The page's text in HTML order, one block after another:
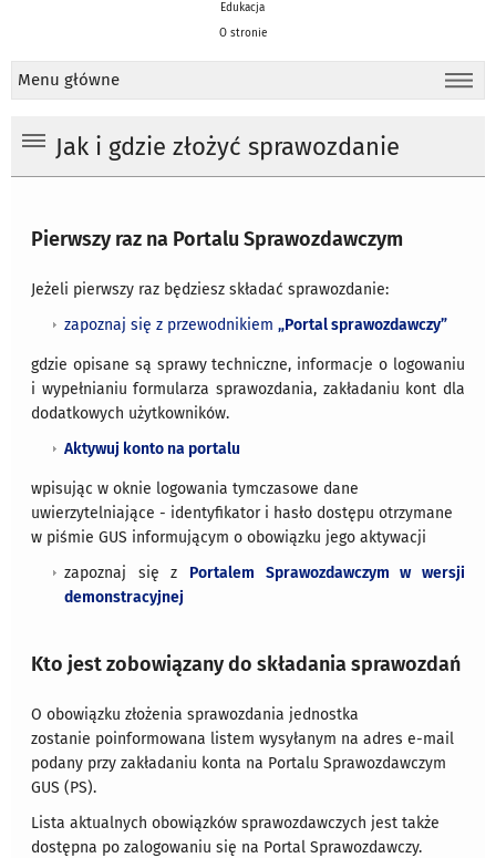
Edukacja
O stronie
Menu główne
Jak i gdzie złożyć sprawozdanie
Pierwszy raz na Portalu Sprawozdawczym
Jeżeli pierwszy raz będziesz składać sprawozdanie:
zapoznaj się z przewodnikiem„Portal sprawozdawczy”
gdzie opisane są sprawy techniczne, informacje o logowaniu
i wypełnianiu formularza sprawozdania, zakładaniu kont dla
dodatkowych użytkowników.
Aktywuj konto na portalu
wpisując w oknie logowania tymczasowe dane
uwierzytelniające - identyfikator i hasło dostępu otrzymane
w piśmie GUS informującym o obowiązku jego aktywacji
zapoznaj się z Portalem Sprawozdawczym w wersji
demonstracyjnej
Kto jest zobowiązany do składania sprawozdań
O obowiązku złożenia sprawozdania jednostka
zostanie poinformowana listem wysyłanym na adres e-mail
podany przy zakładaniu konta na Portalu Sprawozdawczym
GUS (PS).
Lista aktualnych obowiązków sprawozdawczych jest także
dostępna po zalogowaniu się na Portal Sprawozdawczy.